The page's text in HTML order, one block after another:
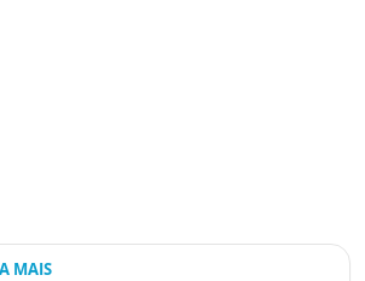
MAIS